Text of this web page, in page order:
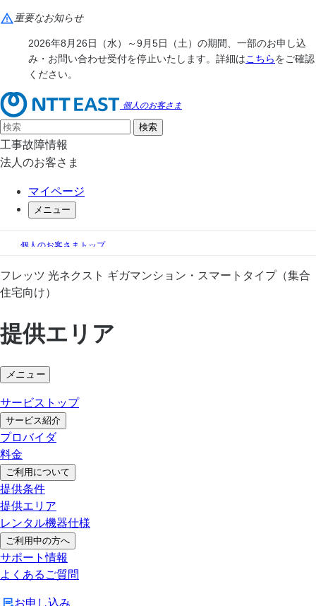
重要なお知らせ
2026年8月26日（水）～9月5日（土）の期間、一部のお申し込
み・お問い合わせ受付を停止いたします。詳細はこちらをご確認
ください。
個人のお客さま
工事故障情報
法人のお客さま
マイページ
メニュー
個人のお客さまトップ
フレッツ光
フレッツ 光ネクスト
フレッツ 光ネクスト ギガ・スマートタイプ
フレッツ 光ネクスト ギガマンション・スマートタイプ（集合住宅向け）
フレッツ 光ネクスト ギガマンション・スマートタイプ（集合
住宅向け）
提供エリア
メニュー
サービストップ
サービス紹介
プロバイダ
料金
ご利用について
提供条件
提供エリア
レンタル機器仕様
ご利用中の方へ
サポート情報
よくあるご質問
お申し込み